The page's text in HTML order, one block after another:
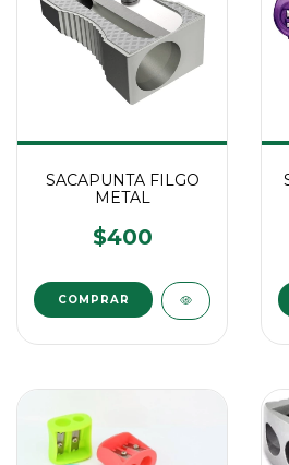
SACAPUNTA FILGO
METAL
$400